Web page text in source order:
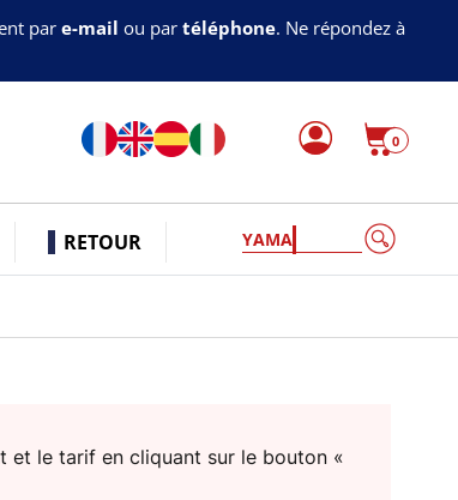
par e-mail ou par téléphone. Ne répondez à
0
RETOUR YAMAHA
et le tarif en cliquant sur le bouton «